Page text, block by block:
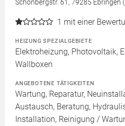
Schönbergstr. 61, 79285 Ebringen
1 mit einer
HEIZUNG SPEZIALGEBIETE
Elektroheizung, Photovoltaik,
Wallboxen
ANGEBOTENE TÄTIGKEITEN
Wartung, Reparatur,
Austausch, Beratung,
Installation, Reinigung /